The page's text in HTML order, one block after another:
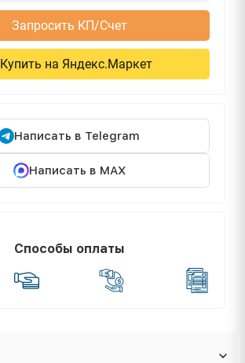
Запросить КП/Счет
Купить на Яндекс.Маркет
Написать в Telegram
Написать в MAX
Способы оплаты